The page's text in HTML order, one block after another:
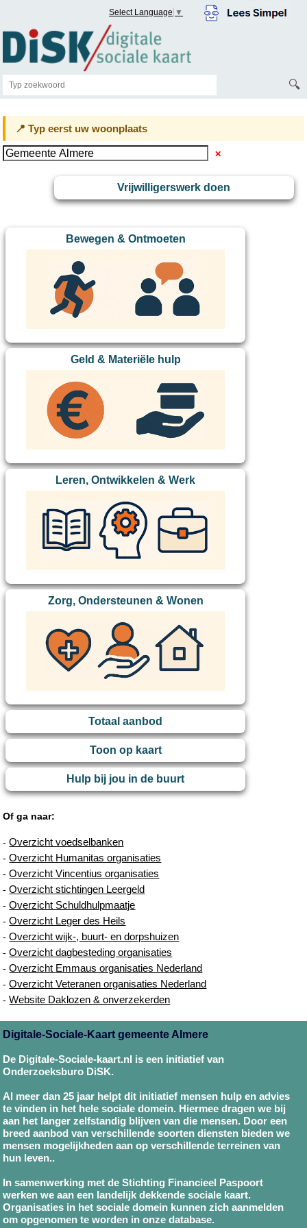
Select Language ▼
🔍
📍 Typ eerst uw woonplaats
✕
Vrijwilligerswerk doen
Bewegen & Ontmoeten
Geld & Materiële hulp
Leren, Ontwikkelen & Werk
Zorg, Ondersteunen & Wonen
Totaal aanbod
Toon op kaart
Hulp bij jou in de buurt
Of ga naar:
-Overzicht voedselbanken
-Overzicht Humanitas organisaties
-Overzicht Vincentius organisaties
-Overzicht stichtingen Leergeld
-Overzicht Schuldhulpmaatje
-Overzicht Leger des Heils
-Overzicht wijk-, buurt- en dorpshuizen
-Overzicht dagbesteding organisaties
-Overzicht Emmaus organisaties Nederland
-Overzicht Veteranen organisaties Nederland
-Website Daklozen & onverzekerden
Digitale-Sociale-Kaart gemeente Almere
De Digitale-Sociale-kaart.nl is een initiatief van
Onderzoeksburo DiSK.
Al meer dan 25 jaar helpt dit initiatief mensen hulp en advies
te vinden in het hele sociale domein. Hiermee dragen we bij
aan het langer zelfstandig blijven van die mensen. Door een
breed aanbod van verschillende soorten diensten bieden we
mensen mogelijkheden aan op verschillende terreinen van
hun leven..
In samenwerking met de Stichting Financieel Paspoort
werken we aan een landelijk dekkende sociale kaart.
Organisaties in het sociale domein kunnen zich aanmelden
om opgenomen te worden in onze database.